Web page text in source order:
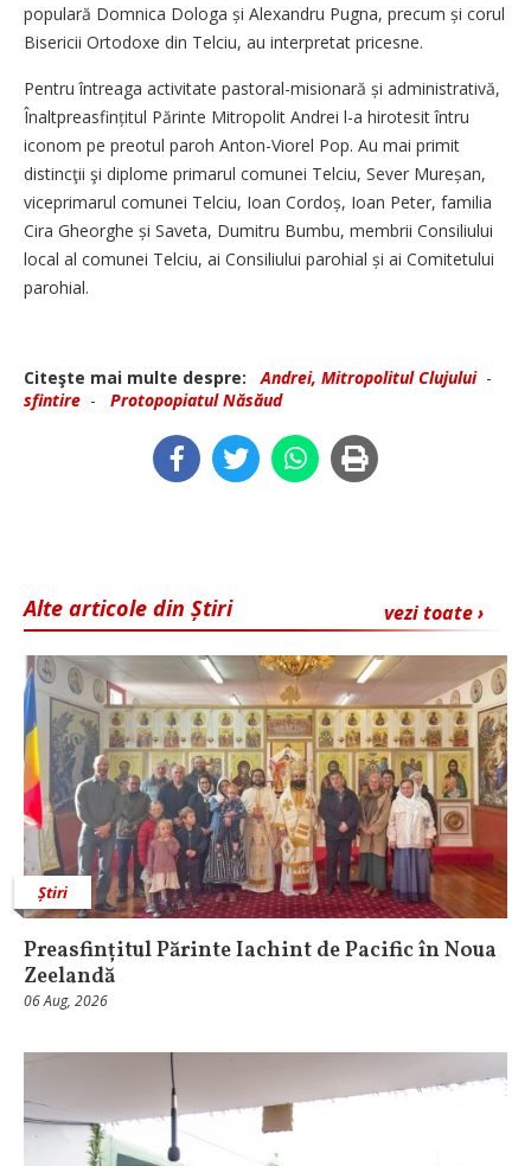
populară Domnica Dologa și Alexandru Pugna, precum și corul
Bisericii Ortodoxe din Telciu, au interpretat pricesne.
Pentru întreaga activitate pastoral-misionară și administrativă,
Înaltpreasfințitul Părinte Mitropolit Andrei l-a hirotesit întru
iconom pe preotul paroh Anton-Viorel Pop. Au mai primit
distincţii şi diplome primarul comunei Telciu, Sever Mureșan,
viceprimarul comunei Telciu, Ioan Cordoș, Ioan Peter, familia
Cira Gheorghe și Saveta, Dumitru Bumbu, membrii Consiliului
local al comunei Telciu, ai Consiliului parohial și ai Comitetului
parohial.
Citeşte mai multe despre: Andrei, Mitropolitul Clujului-
sfintire - Protopopiatul Năsăud
vezi toate ›
Alte articole din Știri
Știri
Preasfințitul Părinte Iachint de Pacific în Noua
Zeelandă
06 Aug, 2026